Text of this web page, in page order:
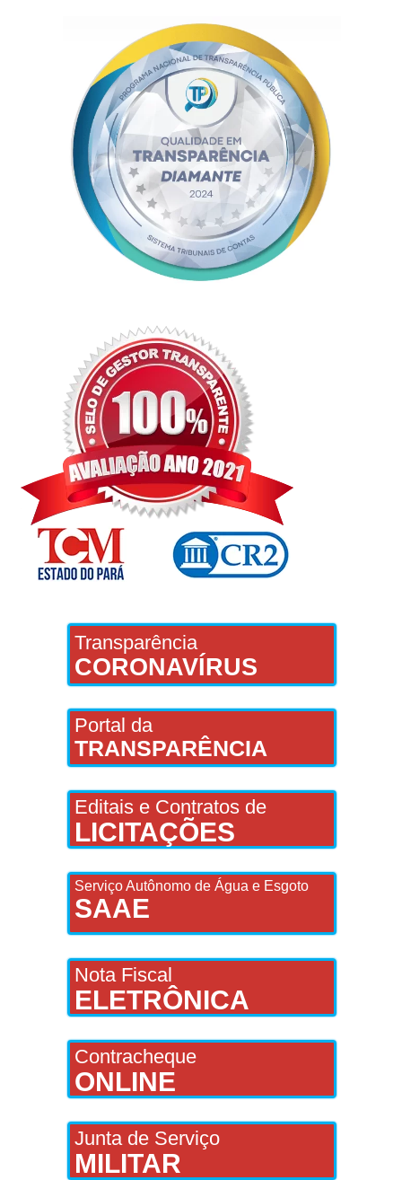
Transparência
CORONAVÍRUS
Portal da
TRANSPARÊNCIA
Editais e Contratos de
LICITAÇÕES
Serviço Autônomo de Água e Esgoto
SAAE
Nota Fiscal
ELETRÔNICA
Contracheque
ONLINE
Junta de Serviço
MILITAR